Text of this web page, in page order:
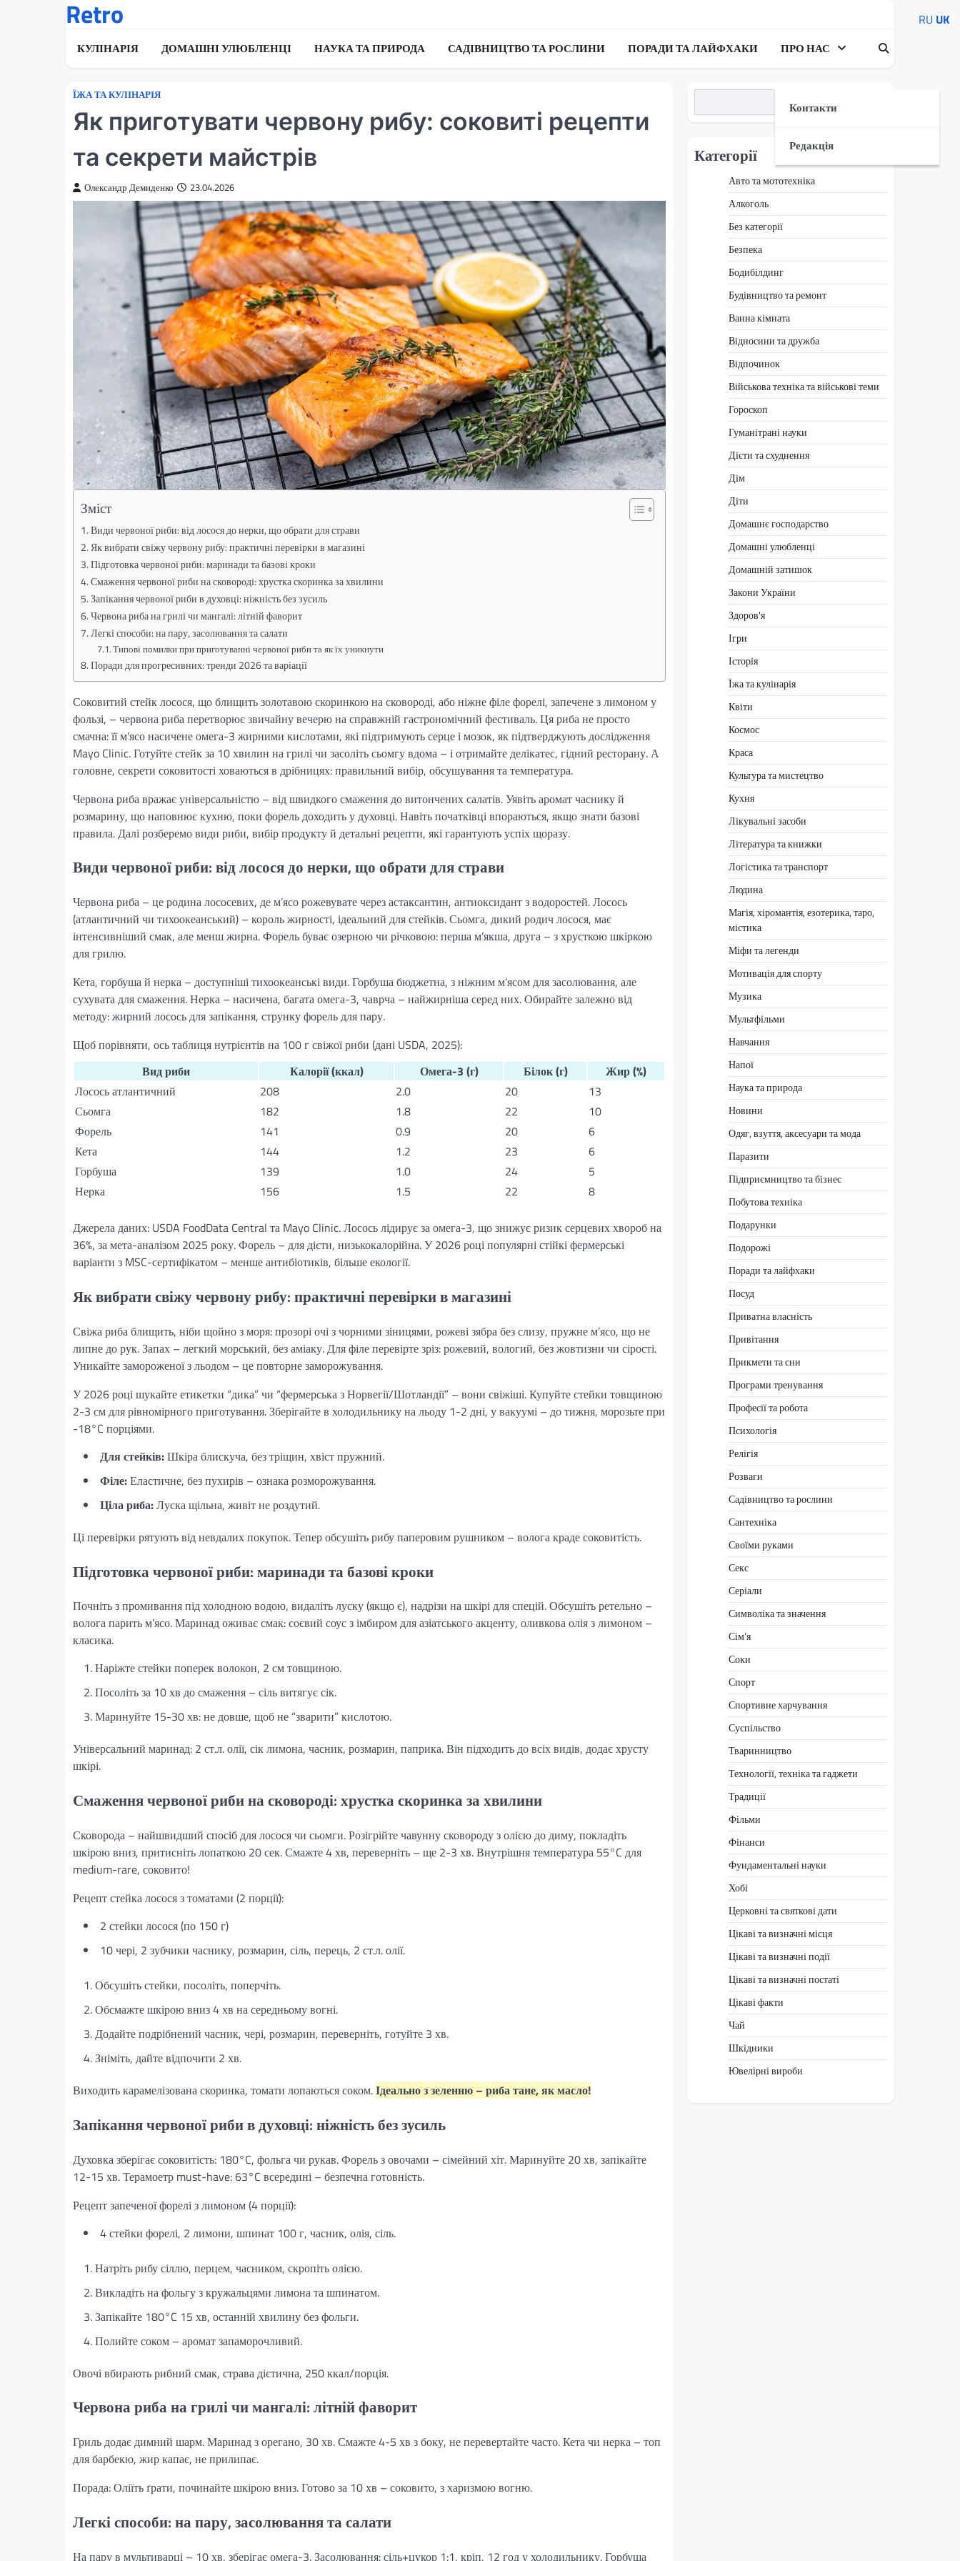
Retro
КУЛІНАРІЯ ДОМАШНІ УЛЮБЛЕНЦІ НАУКА ТА ПРИРОДА САДІВНИЦТВО ТА РОСЛИНИ ПОРАДИ ТА ЛАЙФХАКИ ПРО НАС
Контакти
Редакція
ЇЖА ТА КУЛІНАРІЯ
Як приготувати червону рибу: соковиті рецепти
та секрети майстрів
Олександр Демиденко 23.04.2026
Зміст
Види червоної риби: від лосося до нерки, що обрати для страви
Як вибрати свіжу червону рибу: практичні перевірки в магазині
Підготовка червоної риби: маринади та базові кроки
Смаження червоної риби на сковороді: хрустка скоринка за хвилини
Запікання червоної риби в духовці: ніжність без зусиль
Червона риба на грилі чи мангалі: літній фаворит
Легкі способи: на пару, засолювання та салати
Типові помилки при приготуванні червоної риби та як їх уникнути
Поради для прогресивних: тренди 2026 та варіації
Соковитий стейк лосося, що блищить золотавою скоринкою на сковороді, або ніжне філе форелі, запечене з лимоном у
фользі, – червона риба перетворює звичайну вечерю на справжній гастрономічний фестиваль. Ця риба не просто
смачна: її м’ясо насичене омега-3 жирними кислотами, які підтримують серце і мозок, як підтверджують дослідження
Mayo Clinic. Готуйте стейк за 10 хвилин на грилі чи засоліть сьомгу вдома – і отримайте делікатес, гідний ресторану. А
головне, секрети соковитості ховаються в дрібницях: правильний вибір, обсушування та температура.
Червона риба вражає універсальністю – від швидкого смаження до витончених салатів. Уявіть аромат часнику й
розмарину, що наповнює кухню, поки форель доходить у духовці. Навіть початківці впораються, якщо знати базові
правила. Далі розберемо види риби, вибір продукту й детальні рецепти, які гарантують успіх щоразу.
Види червоної риби: від лосося до нерки, що обрати для страви
Червона риба – це родина лососевих, де м’ясо рожевувате через астаксантин, антиоксидант з водоростей. Лосось
(атлантичний чи тихоокеанський) – король жирності, ідеальний для стейків. Сьомга, дикий родич лосося, має
інтенсивніший смак, але менш жирна. Форель буває озерною чи річковою: перша м’якша, друга – з хрусткою шкіркою
для грилю.
Кета, горбуша й нерка – доступніші тихоокеанські види. Горбуша бюджетна, з ніжним м’ясом для засолювання, але
сухувата для смаження. Нерка – насичена, багата омега-3, чаврча – найжирніша серед них. Обирайте залежно від
методу: жирний лосось для запікання, струнку форель для пару.
Щоб порівняти, ось таблиця нутрієнтів на 100 г свіжої риби (дані USDA, 2025):
Вид риби
Калорії (ккал) Омега-3 (г) Білок (г)
Жир (%)
Лосось атлантичний
208 2.0 20
13
Сьомга
182 1.8 22
10
Форель
141 0.9 20
6
Кета
144 1.2 23
6
Горбуша
139 1.0 24
5
Нерка
156 1.5 22 8
Джерела даних: USDA FoodData Central та Mayo Clinic. Лосось лідирує за омега-3, що знижує ризик серцевих хвороб на
36%, за мета-аналізом 2025 року. Форель – для дієти, низькокалорійна. У 2026 році популярні стійкі фермерські
варіанти з MSC-сертифікатом – менше антибіотиків, більше екології.
Як вибрати свіжу червону рибу: практичні перевірки в магазині
Свіжа риба блищить, ніби щойно з моря: прозорі очі з чорними зіницями, рожеві зябра без слизу, пружне м’ясо, що не
липне до рук. Запах – легкий морський, без аміаку. Для філе перевірте зріз: рожевий, вологий, без жовтизни чи сірості.
Уникайте замороженої з льодом – це повторне заморожування.
У 2026 році шукайте етикетки “дика” чи “фермерська з Норвегії/Шотландії” – вони свіжіші. Купуйте стейки товщиною
2-3 см для рівномірного приготування. Зберігайте в холодильнику на льоду 1-2 дні, у вакуумі – до тижня, морозьте при
-18°C порціями.
Для стейків:Шкіра блискуча, без тріщин, хвіст пружний.
Філе:Еластичне, без пухирів – ознака розморожування.
Ціла риба:Луска щільна, живіт не роздутий.
Ці перевірки рятують від невдалих покупок. Тепер обсушіть рибу паперовим рушником – волога краде соковитість.
Підготовка червоної риби: маринади та базові кроки
Почніть з промивання під холодною водою, видаліть луску (якщо є), надрізи на шкірі для спецій. Обсушіть ретельно –
волога парить м’ясо. Маринад оживає смак: соєвий соус з імбиром для азіатського акценту, оливкова олія з лимоном –
класика.
Наріжте стейки поперек волокон, 2 см товщиною.
Посоліть за 10 хв до смаження – сіль витягує сік.
Маринуйте 15-30 хв: не довше, щоб не “зварити” кислотою.
Універсальний маринад: 2 ст.л. олії, сік лимона, часник, розмарин, паприка. Він підходить до всіх видів, додає хрусту
шкірі.
Смаження червоної риби на сковороді: хрустка скоринка за хвилини
Сковорода – найшвидший спосіб для лосося чи сьомги. Розігрійте чавунну сковороду з олією до диму, покладіть
шкірою вниз, притисніть лопаткою 20 сек. Смажте 4 хв, переверніть – ще 2-3 хв. Внутрішня температура 55°C для
medium-rare, соковито!
Рецепт стейка лосося з томатами (2 порції):
2 стейки лосося (по 150 г)
10 чері, 2 зубчики часнику, розмарин, сіль, перець, 2 ст.л. олії.
Обсушіть стейки, посоліть, поперчіть.
Обсмажте шкірою вниз 4 хв на середньому вогні.
Додайте подрібнений часник, чері, розмарин, переверніть, готуйте 3 хв.
Зніміть, дайте відпочити 2 хв.
Виходить карамелізована скоринка, томати лопаються соком.Ідеально з зеленню – риба тане, як масло!
Запікання червоної риби в духовці: ніжність без зусиль
Духовка зберігає соковитість: 180°C, фольга чи рукав. Форель з овочами – сімейний хіт. Маринуйте 20 хв, запікайте
12-15 хв. Терамоетр must-have: 63°C всередині – безпечна готовність.
Рецепт запеченої форелі з лимоном (4 порції):
4 стейки форелі, 2 лимони, шпинат 100 г, часник, олія, сіль.
Натріть рибу сіллю, перцем, часником, скропіть олією.
Викладіть на фольгу з кружальцями лимона та шпинатом.
Запікайте 180°C 15 хв, останній хвилину без фольги.
Полийте соком – аромат запаморочливий.
Овочі вбирають рибний смак, страва дієтична, 250 ккал/порція.
Червона риба на грилі чи мангалі: літній фаворит
Гриль додає димний шарм. Маринад з орегано, 30 хв. Смажте 4-5 хв з боку, не перевертайте часто. Кета чи нерка – топ
для барбекю, жир капає, не прилипає.
Порада: Оліїть ґрати, починайте шкірою вниз. Готово за 10 хв – соковито, з харизмою вогню.
Легкі способи: на пару, засолювання та салати
На пару в мультиварці – 10 хв, зберігає омега-3. Засолювання: сіль+цукор 1:1, кріп, 12 год у холодильнику. Горбуша
Категорії
Авто та мототехніка
Алкоголь
Без категорії
Безпека
Бодибілдинг
Будівництво та ремонт
Ванна кімната
Відносини та дружба
Відпочинок
Військова техніка та військові теми
Гороскоп
Гуманітрані науки
Дієти та схуднення
Дім
Діти
Домашнє господарство
Домашні улюбленці
Домашній затишок
Закони України
Здоров'я
Ігри
Історія
Їжа та кулінарія
Квіти
Космос
Краса
Культура та мистецтво
Кухня
Лікувальні засоби
Література та книжки
Логістика та транспорт
Людина
Магія, хіромантія, езотерика, таро,
містика
Міфи та легенди
Мотивація для спорту
Музика
Мультфільми
Навчання
Напої
Наука та природа
Новини
Одяг, взуття, аксесуари та мода
Паразити
Підприємництво та бізнес
Побутова техніка
Подарунки
Подорожі
Поради та лайфхаки
Посуд
Приватна власність
Привітання
Прикмети та сни
Програми тренування
Професії та робота
Психологія
Релігія
Розваги
Садівництво та рослини
Сантехніка
Своїми руками
Секс
Серіали
Символіка та значення
Сім’я
Соки
Спорт
Спортивне харчування
Суспільство
Тваринництво
Технології, техніка та гаджети
Традиції
Фільми
Фінанси
Фундаментальні науки
Хобі
Церковні та святкові дати
Цікаві та визначні місця
Цікаві та визначні події
Цікаві та визначні постаті
Цікаві факти
Чай
Шкідники
Ювелірні вироби
RU UK